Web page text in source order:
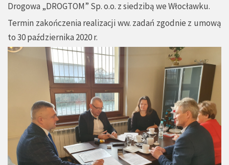
Drogowa „DROGTOM” Sp. o.o. z siedzibą we Włocławku.
Termin zakończenia realizacji ww. zadań zgodnie z umową
to 30 października 2020 r.